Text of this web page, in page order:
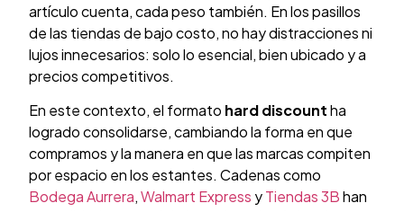
artículo cuenta, cada peso también. En los pasillos
de las tiendas de bajo costo, no hay distracciones ni
lujos innecesarios: solo lo esencial, bien ubicado y a
precios competitivos.
En este contexto, el formato hard discountha
logrado consolidarse, cambiando la forma en que
compramos y la manera en que las marcas compiten
por espacio en los estantes. Cadenas como
Bodega Aurrera,Walmart Express yTiendas 3Bhan